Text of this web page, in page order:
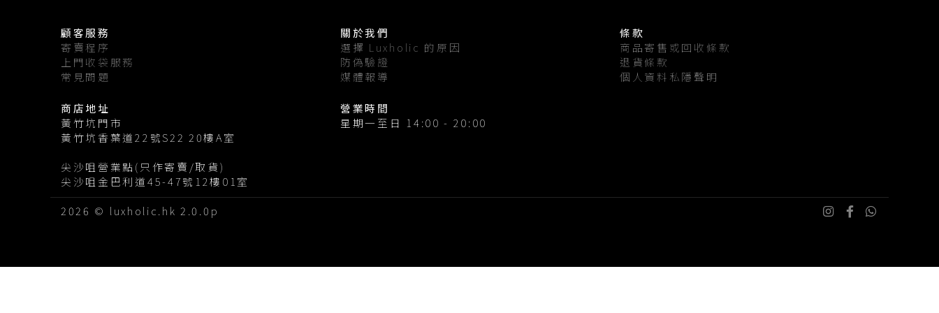
顧客服務
寄賣程序
上門收袋服務
常見問題
關於我們
選擇 Luxholic 的原因
防偽驗證
媒體報導
條款
商品寄售或回收條款
退貨條款
個人資料私隱聲明
商店地址
黃竹坑門市
黃竹坑香葉道22號S22 20樓A室
尖沙咀營業點(只作寄賣/取貨)
尖沙咀金巴利道45-47號12樓01室
營業時間
星期一至日 14:00 - 20:00
2026 © luxholic.hk 2.0.0p